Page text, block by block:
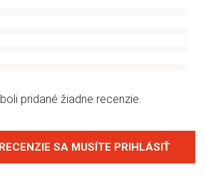
pridané žiadne recenzie.
SA MUSÍTE PRIHLÁSIŤ